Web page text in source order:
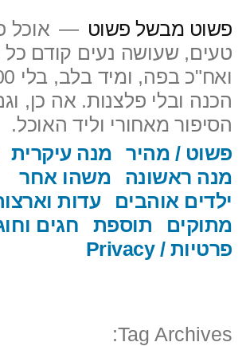
לתוכן
פשוט מבשל פשוט
אוכל
טעים, שעושה נעים קודם כל
הכנה ובלי פלצנות. אה כן,
הסיפור מאחורי וליד האוכל.
פשוט / מהיר
מנה עיקרית
מנה ראשונה
משהו אחר
ילדים אוהבים
עדות
מתוקים
תוספת
חגים
פרטיות / Privacy
Tag Archives: